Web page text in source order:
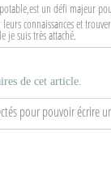
un défi majeur
connaissances et
je suis très attaché.
de cet article.
pour pouvoir écrire